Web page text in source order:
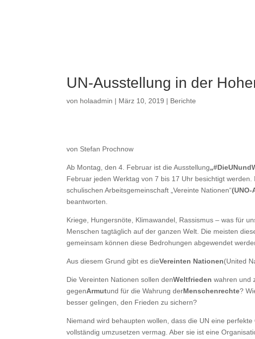
UN-Ausstellung in der
von holaadmin | März 10, 2019 | Berichte
von Stefan Prochnow
Ab Montag, den 4. Februar ist die Ausstellung
Februar jeden Werktag von 7 bis 17 Uhr besichtigt
schulischen Arbeitsgemeinschaft „Vereinte Nationen“(UNO-
beantworten.
Kriege, Hungersnöte, Klimawandel, Rassismus – was für
Menschen tagtäglich auf der ganzen Welt. Die meisten
gemeinsam können diese Bedrohungen abgewendet
Aus diesem Grund gibt es dieVereinten Nationen(United
Die Vereinten Nationen sollen denWeltfrieden wahren und
gegenArmutund für die Wahrung derMenschenrechte?
besser gelingen, den Frieden zu sichern?
Niemand wird behaupten wollen, dass die UN eine
vollständig umzusetzen vermag. Aber sie ist eine